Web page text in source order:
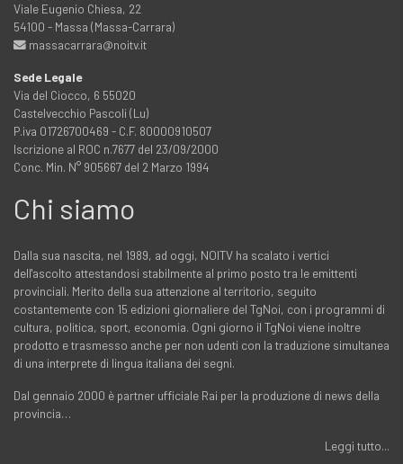
Viale Eugenio Chiesa, 22
54100 - Massa (Massa-Carrara)
massacarrara@noitv.it
Sede Legale
Via del Ciocco, 6 55020
Castelvecchio Pascoli (Lu)
P.iva 01726700469 - C.F. 80000910507
Iscrizione al ROC n.7677 del 23/09/2000
Conc. Min. N° 905667 del 2 Marzo 1994
Chi siamo
Dalla sua nascita, nel 1989, ad oggi, NOITV ha scalato i vertici
dell'ascolto attestandosi stabilmente al primo posto tra le emittenti
provinciali. Merito della sua attenzione al territorio, seguito
costantemente con 15 edizioni giornaliere del TgNoi, con i programmi di
cultura, politica, sport, economia. Ogni giorno il TgNoi viene inoltre
prodotto e trasmesso anche per non udenti con la traduzione simultanea
di una interprete di lingua italiana dei segni.
Dal gennaio 2000 è partner ufficiale Rai per la produzione di news della
provincia…
Leggi tutto...